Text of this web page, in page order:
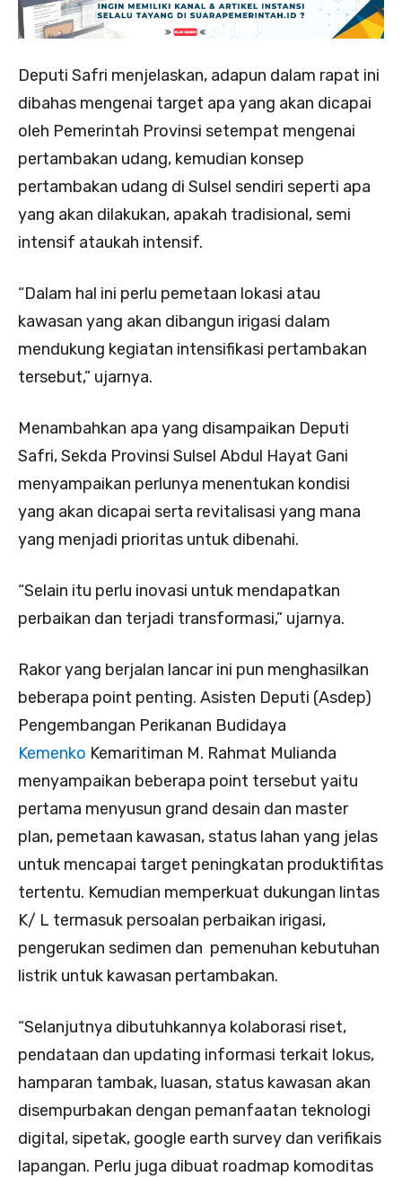
Deputi Safri menjelaskan, adapun dalam rapat ini
dibahas mengenai target apa yang akan dicapai
oleh Pemerintah Provinsi setempat mengenai
pertambakan udang, kemudian konsep
pertambakan udang di Sulsel sendiri seperti apa
yang akan dilakukan, apakah tradisional, semi
intensif ataukah intensif.
“Dalam hal ini perlu pemetaan lokasi atau
kawasan yang akan dibangun irigasi dalam
mendukung kegiatan intensifikasi pertambakan
tersebut,” ujarnya.
Menambahkan apa yang disampaikan Deputi
Safri, Sekda Provinsi Sulsel Abdul Hayat Gani
menyampaikan perlunya menentukan kondisi
yang akan dicapai serta revitalisasi yang mana
yang menjadi prioritas untuk dibenahi.
“Selain itu perlu inovasi untuk mendapatkan
perbaikan dan terjadi transformasi,” ujarnya.
Rakor yang berjalan lancar ini pun menghasilkan
beberapa point penting. Asisten Deputi (Asdep)
Pengembangan Perikanan Budidaya
Kemenko Kemaritiman M. Rahmat Mulianda
menyampaikan beberapa point tersebut yaitu
pertama menyusun grand desain dan master
plan, pemetaan kawasan, status lahan yang jelas
untuk mencapai target peningkatan produktifitas
tertentu. Kemudian memperkuat dukungan lintas
K/ L termasuk persoalan perbaikan irigasi,
pengerukan sedimen dan pemenuhan kebutuhan
listrik untuk kawasan pertambakan.
“Selanjutnya dibutuhkannya kolaborasi riset,
pendataan dan updating informasi terkait lokus,
hamparan tambak, luasan, status kawasan akan
disempurbakan dengan pemanfaatan teknologi
digital, sipetak, google earth survey dan verifikais
lapangan. Perlu juga dibuat roadmap komoditas